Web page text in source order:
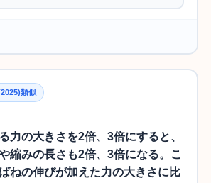
類似
力の大きさを2倍、3倍にすると、
縮みの長さも2倍、3倍になる。こ
ねの伸びが加えた力の大きさに比